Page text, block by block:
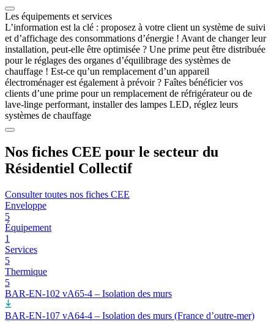
Les équipements et services
L’information est la clé : proposez à votre client un système de suivi
et d’affichage des consommations d’énergie ! Avant de changer leur
installation, peut-elle être optimisée ? Une prime peut être distribuée
pour le réglages des organes d’équilibrage des systèmes de
chauffage ! Est-ce qu’un remplacement d’un appareil
électroménager est également à prévoir ? Faîtes bénéficier vos
clients d’une prime pour un remplacement de réfrigérateur ou de
lave-linge performant, installer des lampes LED, réglez leurs
systèmes de chauffage
Nos fiches CEE pour le secteur du
Résidentiel Collectif
Consulter toutes nos fiches CEE
Enveloppe
5
Équipement
1
Services
5
Thermique
5
BAR-EN-102 vA65-4 – Isolation des murs
BAR-EN-107 vA64-4 – Isolation des murs (France d’outre-mer)